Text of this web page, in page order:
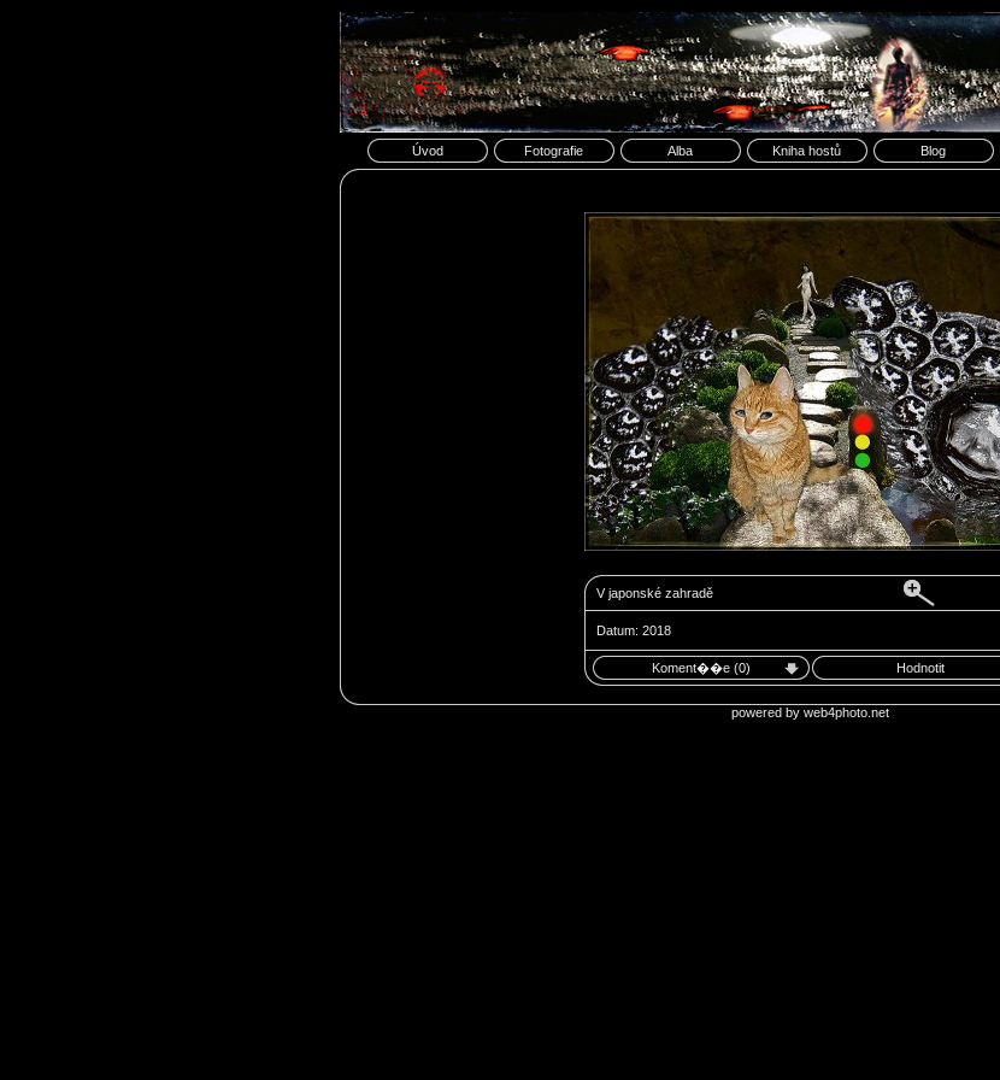
Úvod Fotografie Alba Kniha hostů Blog
V japonské zahradě
Datum: 2018
Koment��e (0) Hodnotit
powered by web4photo.net